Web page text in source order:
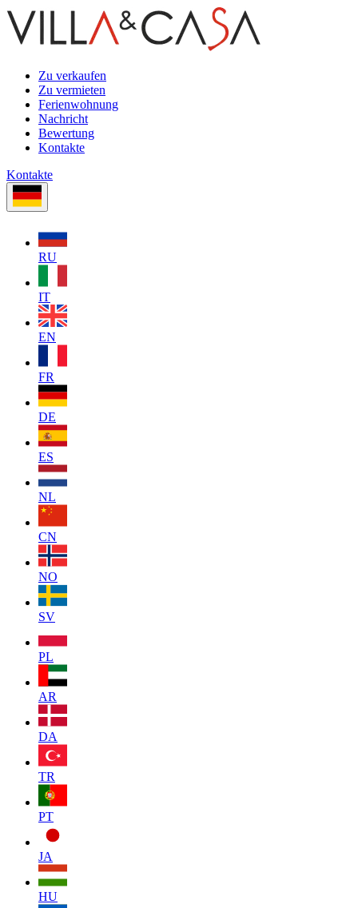
Zu verkaufen
Zu vermieten
Ferienwohnung
Nachricht
Bewertung
Kontakte
Kontakte
RU
IT
EN
FR
DE
ES
NL
CN
NO
SV
PL
AR
DA
TR
PT
JA
HU